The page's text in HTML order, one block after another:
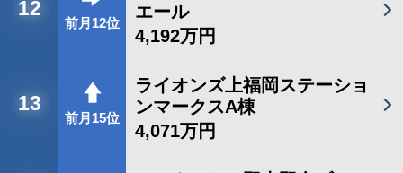
12
前月12位
エール
4,192万円
13
前月15位
ライオンズ上福岡ステーショ
ンマークスA棟
4,071万円